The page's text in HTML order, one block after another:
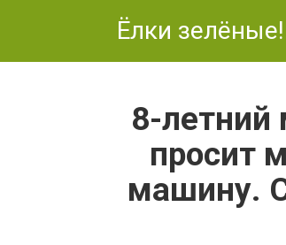
Ёлки зелёные!
8-летний
просит
машину.